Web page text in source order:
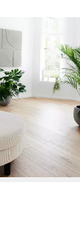
42 cm, XXL-
& 4 Zierkissen